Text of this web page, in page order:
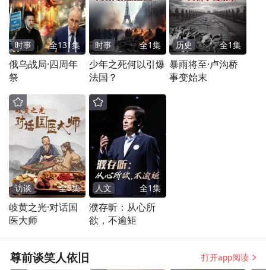
时事 全131集
俄乌战局·四周年
祭
时事 全1集
少年之死何以引爆
法国？
历史 全1集
暴雨将至·卢沟桥
事变始末
访谈 全5集
岐黄之光·对话国
医大师
人文 全1集
濮存昕：从心所
欲，不逾矩
尊前谈笑人依旧 打开app阅读